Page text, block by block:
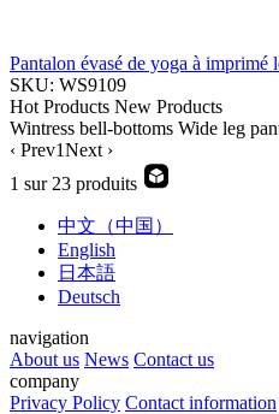
Pantalon évasé de yoga à imprimé
SKU: WS9109
Hot Products New Products
Wintress bell-bottoms Wide leg
‹ Prev1Next ›
1 sur 23 produits
中文（中国）
English
日本語
Deutsch
navigation
About us News Contact us
company
Privacy Policy Contact information